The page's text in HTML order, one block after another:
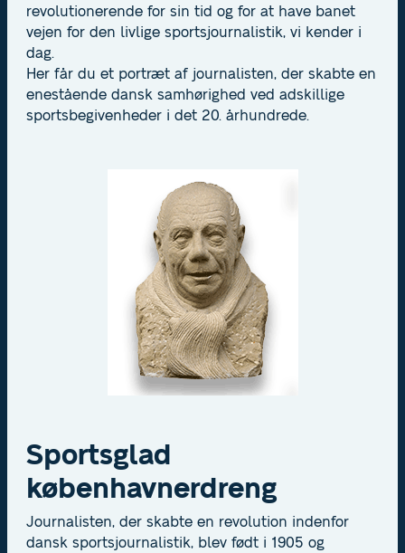
revolutionerende for sin tid og for at have banet
vejen for den livlige sportsjournalistik, vi kender i
dag.
Her får du et portræt af journalisten, der skabte en
enestående dansk samhørighed ved adskillige
sportsbegivenheder i det 20. århundrede.
Sportsglad
københavnerdreng
Journalisten, der skabte en revolution indenfor
dansk sportsjournalistik, blev født i 1905 og